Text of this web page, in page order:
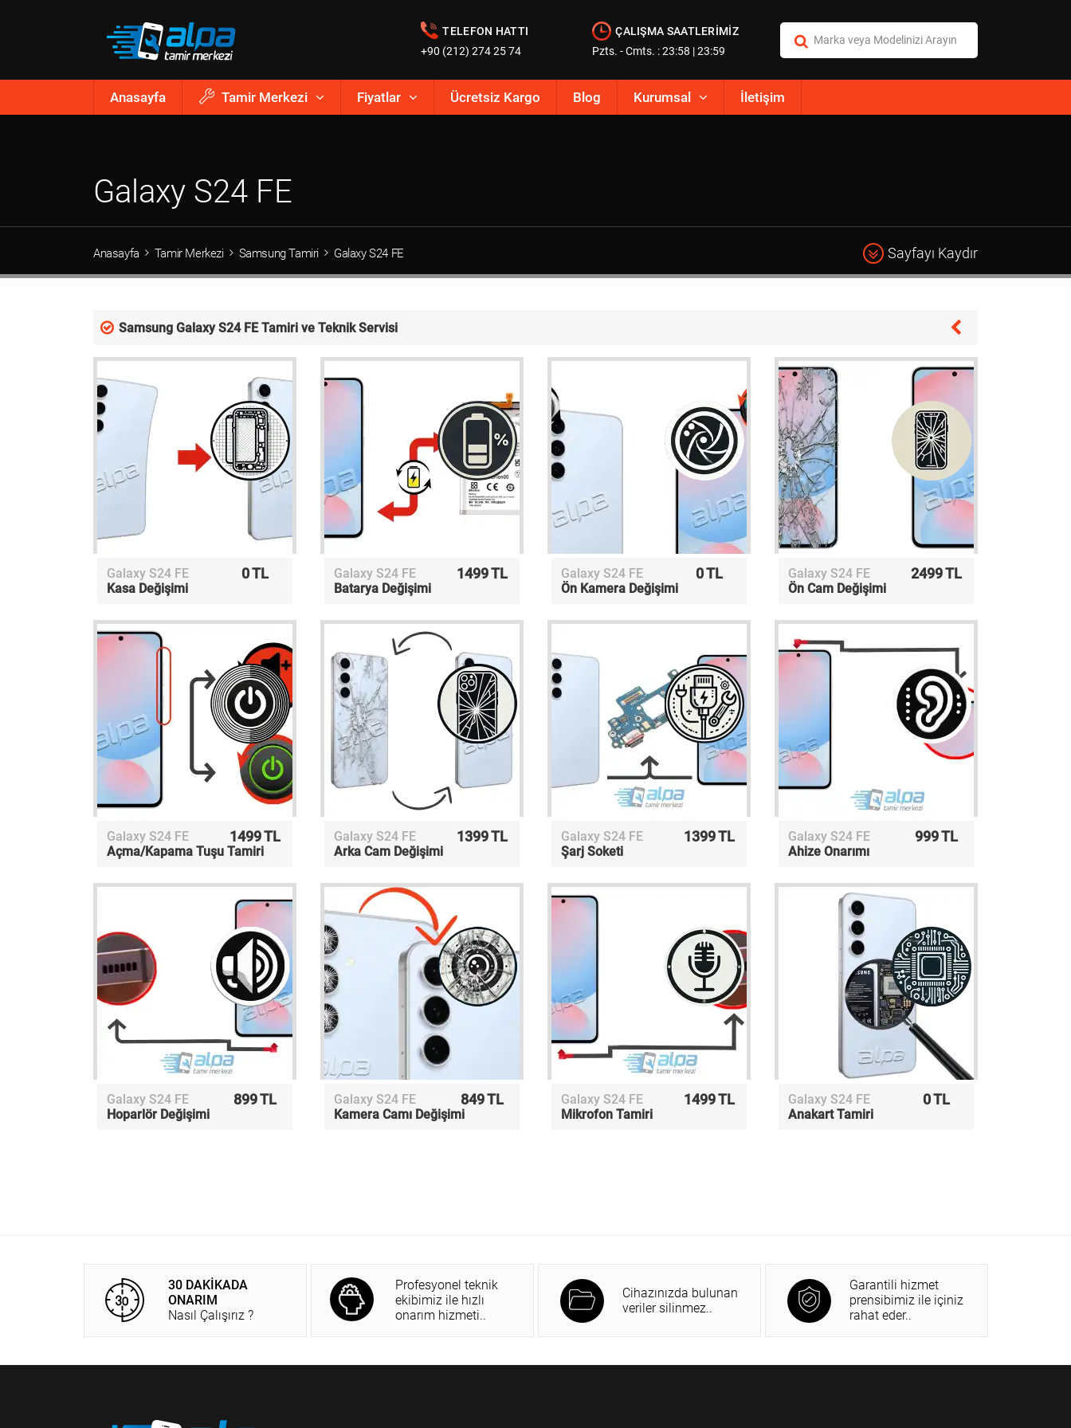
ÇALIŞMA SAATLERİMİZ
Pzts. - Cmts. : 23:58 | 23:59
TELEFON HATTI
+90 (212) 274 25 74
Anasayfa Tamir Merkezi Fiyatlar Ücretsiz Kargo Blog Kurumsal İletişim
Galaxy S24 FE
Anasayfa Tamir Merkezi Samsung Tamiri Galaxy S24 FE Sayfayı Kaydır
Samsung Galaxy S24 FE Tamiri ve Teknik Servisi
Galaxy S24 FE 0 TL
Kasa Değişimi
Galaxy S24 FE 1499 TL
Batarya Değişimi
Galaxy S24 FE 0 TL
Ön Kamera Değişimi
Galaxy S24 FE 2499 TL
Ön Cam Değişimi
Galaxy S24 FE 1499 TL
Açma/Kapama Tuşu Tamiri
Galaxy S24 FE 1399 TL
Arka Cam Değişimi
Galaxy S24 FE 1399 TL
Şarj Soketi
Galaxy S24 FE 999 TL
Ahize Onarımı
Galaxy S24 FE 899 TL
Hoparlör Değişimi
Galaxy S24 FE 849 TL
Kamera Camı Değişimi
Galaxy S24 FE 1499 TL
Mikrofon Tamiri
Galaxy S24 FE 0 TL
Anakart Tamiri
30 DAKİKADA
ONARIM
Nasıl Çalışırız ?
Profesyonel teknik
ekibimiz ile hızlı
onarım hizmeti..
Cihazınızda bulunan
veriler silinmez..
Garantili hizmet
prensibimiz ile içiniz
rahat eder..